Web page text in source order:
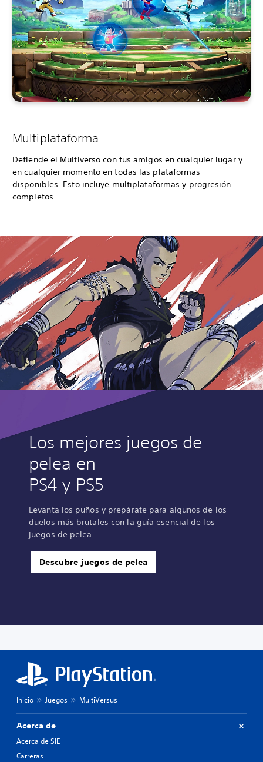
Multiplataforma
Defiende el Multiverso con tus amigos en cualquier lugar y
en cualquier momento en todas las plataformas
disponibles. Esto incluye multiplataformas y progresión
completos.
Los mejores juegos de
pelea en
PS4 y PS5
Levanta los puños y prepárate para algunos de los
duelos más brutales con la guía esencial de los
juegos de pelea.
Descubre juegos de pelea
Inicio Juegos MultiVersus
Acerca de
Acerca de SIE
Carreras